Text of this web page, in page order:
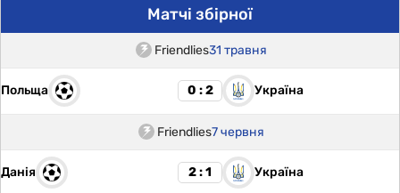
Матчі збірної
Friendlies31 травня
Польща 0 : 2 Україна
Friendlies7 червня
Данія 2 : 1 Україна